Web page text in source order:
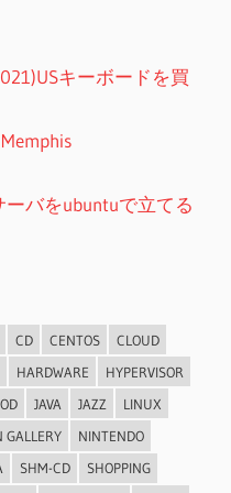
キーボードを買
ーバをubuntuで立てる
CD CENTOS
CLOUD
HARDWARE
HYPERVISOR
JAVA JAZZ
LINUX
GALLERY
NINTENDO
SHM-CD
SHOPPING